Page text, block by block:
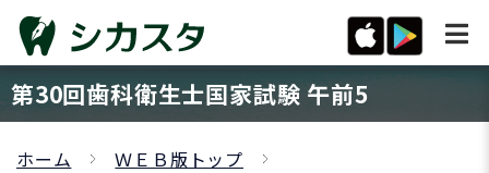
第30回歯科衛生士国家試験 午前5
ホーム
ＷＥＢ版トップ